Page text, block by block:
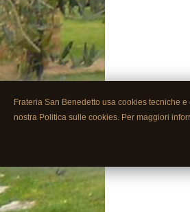
Frateria San Benedetto usa cookies tecniche
nostra Politica sulle cookies. Per maggiori